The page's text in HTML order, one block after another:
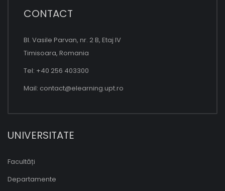
CONTACT
Bl. Vasile Parvan, nr. 2 B, Etaj IV
Timisoara, Romania
Tel: +40 256 403300
Mail: contact@elearning.upt.ro
UNIVERSITATE
Facultăți
Departamente